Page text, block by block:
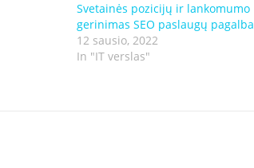
Svetainės pozicijų ir lankomumo
gerinimas SEO paslaugų pagalba
12 sausio, 2022
In "IT verslas"